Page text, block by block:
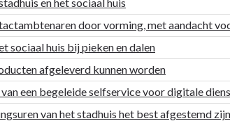
door vorming, met aandacht
sociaal huis bij pieken en dalen
afgeleverd kunnen worden
een begeleide selfservice voor digitale
van het stadhuis het best afgestemd